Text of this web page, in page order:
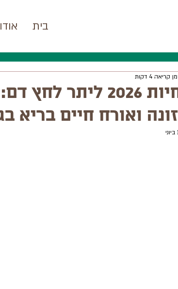
בית
הנחיות 2026
ואורח חיים בריא
קריאה 4 דקות